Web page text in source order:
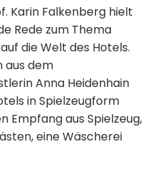
Karin Falkenberg hielt
Rede zum Thema
die Welt des Hotels.
aus dem
Anna Heidenhain
in Spielzeugform
Empfang aus Spielzeug,
eine Wäscherei